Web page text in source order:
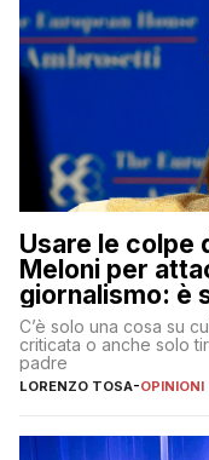
Usare le colpe
Meloni per
giornalismo: è
Dimostriamo
C’è solo una cosa su
criticata o anche solo
padre
LORENZO TOSA-OPINIONI